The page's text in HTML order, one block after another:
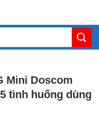
Mini Doscom
tình huống dùng